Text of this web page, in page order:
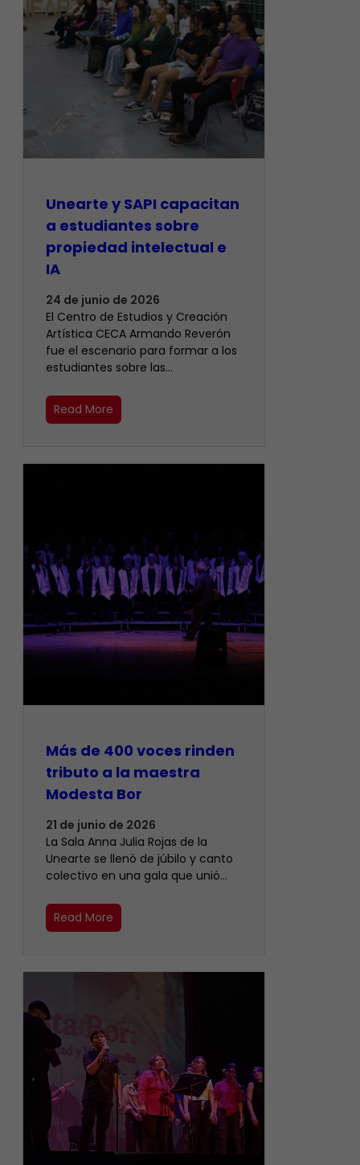
Unearte y SAPI capacitan
a estudiantes sobre
propiedad intelectual e
IA
24 de junio de 2026
El Centro de Estudios y Creación
Artística CECA Armando Reverón
fue el escenario para formar a los
estudiantes sobre las…
Read More
Más de 400 voces rinden
tributo a la maestra
Modesta Bor
21 de junio de 2026
​La Sala Anna Julia Rojas de la
Unearte se llenó de júbilo y canto
colectivo en una gala que unió…
Read More